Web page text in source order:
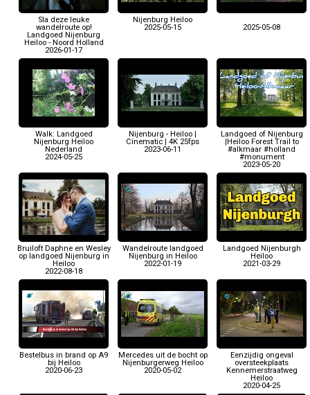
Sla deze leuke
wandelroute op!
Landgoed Nijenburg
Heiloo - Noord Holland
2026-01-17
Nijenburg Heiloo
2025-05-15
2025-05-08
Walk: Landgoed
Nijenburg Heiloo
Nederland
2024-05-25
Nijenburg - Heiloo |
Cinematic | 4K 25fps
2023-06-11
Landgoed of Nijenburg
|Heiloo Forest Trail to
#alkmaar #holland
#monument
2023-05-20
Bruiloft Daphne en Wesley
op landgoed Nijenburg in
Heiloo
2022-08-18
Wandelroute landgoed
Nijenburg in Heiloo
2022-01-19
Landgoed Nijenburgh
Heiloo
2021-03-29
Bestelbus in brand op A9
bij Heiloo
2020-06-23
Mercedes uit de bocht op
Nijenburgerweg Heiloo
2020-05-02
Eenzijdig ongeval
oversteekplaats
Kennemerstraatweg
Heiloo
2020-04-25